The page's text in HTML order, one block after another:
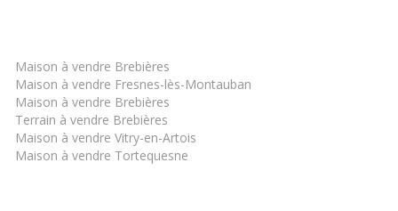
Maison à vendre Brebières
Maison à vendre Fresnes-lès-Montauban
Maison à vendre Brebières
Terrain à vendre Brebières
Maison à vendre Vitry-en-Artois
Maison à vendre Tortequesne